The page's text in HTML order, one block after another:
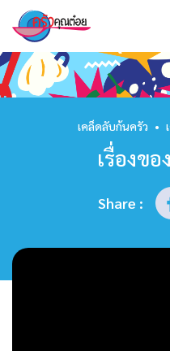
หน้าแรก
สูตรอาหาร
รายการย้อนหลัง
เคล็ดลับก้นครัว •
เรื่องข
Share :